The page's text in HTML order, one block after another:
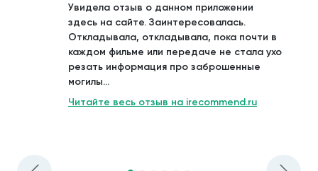
Увидела отзыв о данном приложении
здесь на сайте. Заинтересовалась.
Откладывала, откладывала, пока почти в
каждом фильме или передаче не стала ухо
резать информация про заброшенные
могилы...
Читайте весь отзыв на irecommend.ru